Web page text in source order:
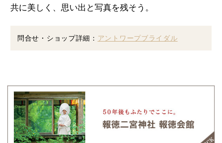
共に美しく、思い出と写真を残そう。
問合せ・ショップ詳細： アントワープブライダル